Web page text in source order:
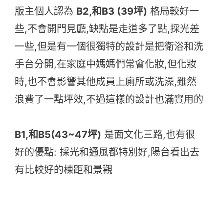
版主個人認為 B2,和B3 (39坪) 格局較好一
些,不會開門見廳,缺點是走道多了點,採光差
一些,但是有一個很獨特的設計是把衛浴和洗
手台分開,在家庭中媽媽們常會化妝,但化妝
時,也不會影響其他成員上廁所或洗澡,雖然
浪費了一點坪效,不過這樣的設計也滿實用的
B1,和B5(43~47坪) 是面文化三路,也有很
好的優點: 採光和通風都特別好,陽台看出去
有比較好的棟距和景觀